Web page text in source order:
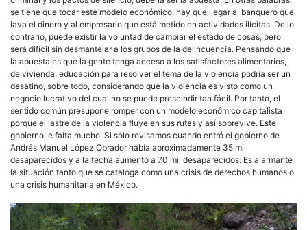
se tiene que tocar este modelo económico, hay que llegar al banquero que
lava el dinero y al empresario que está metido en actividades ilícitas. De lo
contrario, puede existir la voluntad de cambiar el estado de cosas, pero
será difícil sin desmantelar a los grupos de la delincuencia. Pensando que
la apuesta es que la gente tenga acceso a los satisfactores alimentarios,
de vivienda, educación para resolver el tema de la violencia podría ser un
desatino, sobre todo, considerando que la violencia es visto como un
negocio lucrativo del cual no se puede prescindir tan fácil. Por tanto, el
sentido común presupone romper con un modelo económico capitalista
porque el lastre de la violencia fluye en sus rutas y así sobrevive. Este
gobierno le falta mucho. Si sólo revisamos cuando entró el gobierno de
Andrés Manuel López Obrador había aproximadamente 35 mil
desaparecidos y a la fecha aumentó a 70 mil desaparecidos. Es alarmante
la situación tanto que se cataloga como una crisis de derechos humanos o
una crisis humanitaria en México.